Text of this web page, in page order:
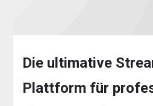
Die ultimative
Plattform für